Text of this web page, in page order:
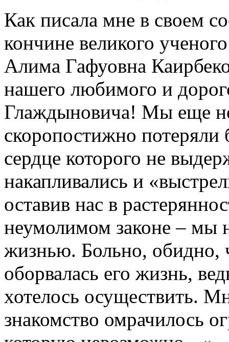
Как писала мне в своем
кончине великого
Алима Гафуовна
нашего любимого и
Глаждыновича! Мы еще
скоропостижно потеряли
сердце которого не
накапливались и
оставив нас в
неумолимом законе – мы
жизнью. Больно, обидно,
оборвалась его жизнь,
хотелось осуществить.
знакомство омрачилось